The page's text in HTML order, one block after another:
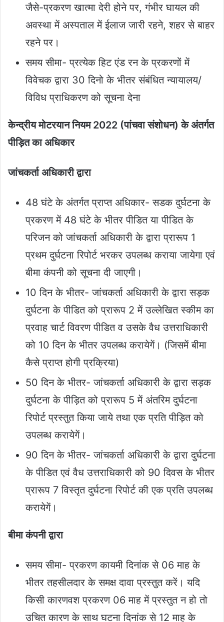
जैसे-प्रकरण खात्मा देरी होने पर, गंभीर घायल की
अवस्था में अस्पताल में ईलाज जारी रहने, शहर से बाहर
रहने पर।
समय सीमा- प्रत्येक हिट एंड रन के प्रकरणों में
विवेचक द्वारा 30 दिनो के भीतर संबंधित न्यायालय/
विविध प्राधिकरण को सूचना देना
केन्द्रीय मोटरयान नियम 2022 (पांचवा संशोधन) के अंतर्गत
पीड़ित का अधिकार
जांचकर्ता अधिकारी द्वारा
48 घंटे के अंतर्गत प्राप्त अधिकार- सडक दुर्घटना के
प्रकरण में 48 घंटे के भीतर पीडित या पीडित के
परिजन को जांचकर्ता अधिकारी के द्वारा प्रारूप 1
प्रथम दुर्घटना रिपोर्ट भरकर उपलब्ध कराया जायेगा एवं
बीमा कंपनी को सूचना दी जाएगी।
10 दिन के भीतर- जांचकर्ता अधिकारी के द्वारा सड़क
दुर्घटना के पीडित को प्रारूप 2 में उल्लेखित स्कीम का
प्रवाह चार्ट विवरण पीडित व उसके वैध उत्तराधिकारी
को 10 दिन के भीतर उपलब्ध करायेगें। (जिसमें बीमा
कैसे प्राप्त होगी प्रक्रिया)
50 दिन के भीतर- जांचकर्ता अधिकारी के द्वारा सड़क
दुर्घटना के पीड़ित को प्रारूप 5 में अंतरिम दुर्घटना
रिपोर्ट प्रस्तुत किया जाये तथा एक प्रति पीड़ित को
उपलब्ध करायेगें।
90 दिन के भीतर- जांचकर्ता अधिकारी के द्वारा दुर्घटना
के पीडित एवं वैध उत्तराधिकारी को 90 दिवस के भीतर
प्रारूप 7 विस्तृत दुर्घटना रिपोर्ट की एक प्रति उपलब्ध
करायेगें।
बीमा कंपनी द्वारा
समय सीमा- प्रकरण कायमी दिनांक से 06 माह के
भीतर तहसीलदार के समक्ष दावा प्रस्तुत करें। यदि
किसी कारणवश प्रकरण 06 माह में प्रस्तुत न हो तो
उचित कारण के साथ घटना दिनांक से 12 माह के